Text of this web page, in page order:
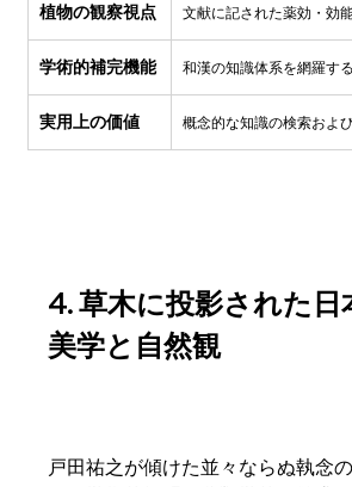
植物の観察視点 文献に記された薬効・効
学術的補完機能 和漢の知識体系を網羅す
実用上の価値 概念的な知識の検索およ
4. 草木に投影された日
美学と自然観
戸田祐之が傾けた並々ならぬ執念